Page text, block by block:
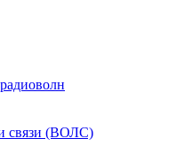
связи (ВОЛС)